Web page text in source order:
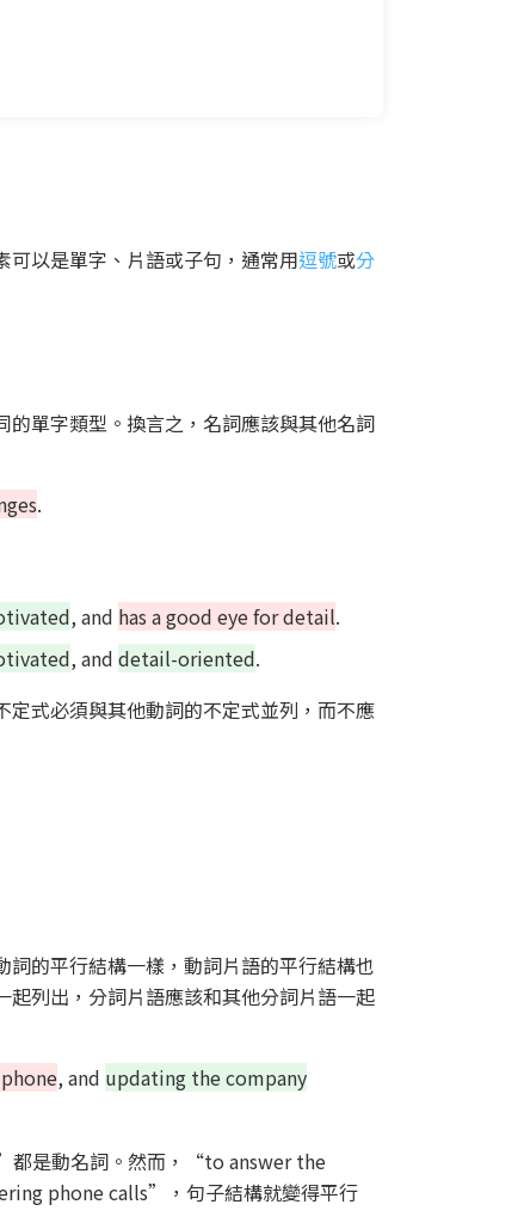
以是單字、片語或子句，通常用逗號或分
單字類型。換言之，名詞應該與其他名詞
.
, and has a good eye for detail.
, and detail-oriented.
式必須與其他動詞的不定式並列，而不應
的平行結構一樣，動詞片語的平行結構也
列出，分詞片語應該和其他分詞片語一起
, and updating the company
是動名詞。然而，“to answer the
phone calls”，句子結構就變得平行